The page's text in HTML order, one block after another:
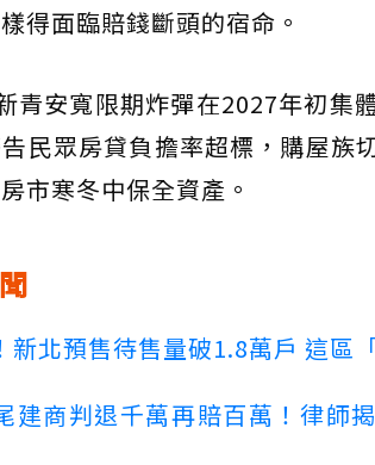
得面臨賠錢斷頭的宿命。
青安寬限期炸彈在2027年初集
民眾房貸負擔率超標，購屋族
市寒冬中保全資產。
新北預售待售量破1.8萬戶 這區
建商判退千萬再賠百萬！律師